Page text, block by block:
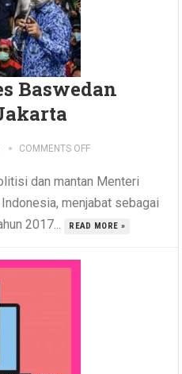
Baswedan
COMMENTS OFF
dan mantan Menteri
menjabat sebagai
2017...
READ MORE »